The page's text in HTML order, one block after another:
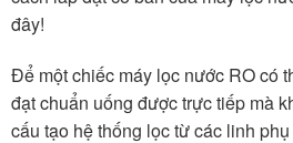
đây!
Để một chiếc máy lọc nước RO có
đạt chuẩn uống được trực tiếp mà
cấu tạo hệ thống lọc từ các linh